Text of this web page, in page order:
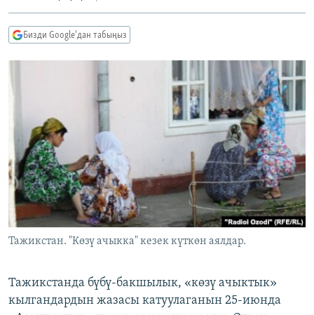
ЭКСПЕРТТЕР ТАЛДАЙТ
БИЗ ЖАНА ДҮЙНӨ
ЭЖЕ-СИҢДИЛЕР
АЗАТТЫК+
ЫҢГАЙСЫЗ СУРООЛОР
ӨЗГӨЧӨ ПИКИР
ОНЛАЙН ШЕРИНЕ
ЭЕ/АРнун бардык сайттары
Бизди Google'дан табыңыз
Тажикстан. "Көзү ачыкка" кезек күткөн аялдар.
Тажикстанда бүбү-бакшылык, «көзү ачыктык»
кылгандардын жазасы катуулаганын 25-июнда